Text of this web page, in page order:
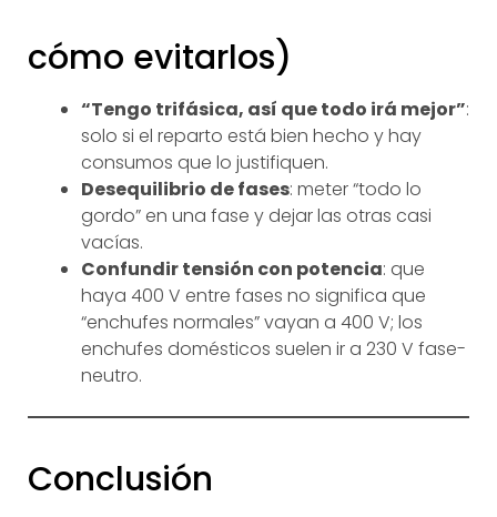
cómo evitarlos)
“Tengo trifásica, así que todo irá mejor”:
solo si el reparto está bien hecho y hay
consumos que lo justifiquen.
Desequilibrio de fases: meter “todo lo
gordo” en una fase y dejar las otras casi
vacías.
Confundir tensión con potencia: que
haya 400 V entre fases no significa que
“enchufes normales” vayan a 400 V; los
enchufes domésticos suelen ir a 230 V fase-
neutro.
Conclusión